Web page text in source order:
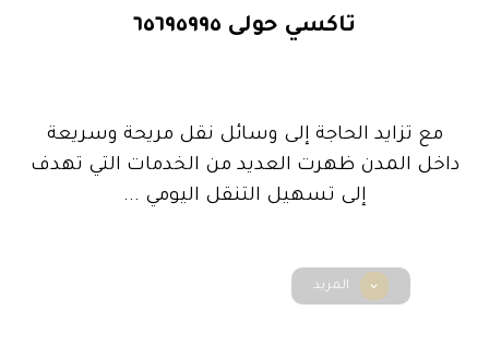
تاكسي حولى ٦٥٦٩٥٩٩٥
مع تزايد الحاجة إلى وسائل نقل مريحة وسريعة
داخل المدن ظهرت العديد من الخدمات التي تهدف
إلى تسهيل التنقل اليومي ...
المزيد